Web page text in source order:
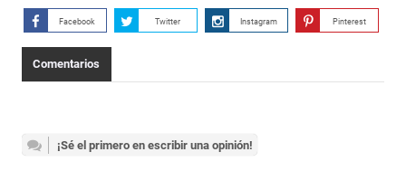
Facebook Twitter Instagram Pinterest
Comentarios
¡Sé el primero en escribir una opinión!